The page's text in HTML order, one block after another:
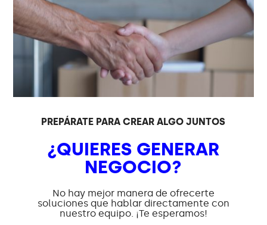
PREPÁRATE PARA CREAR ALGO JUNTOS
¿QUIERES GENERAR
NEGOCIO?
No hay mejor manera de ofrecerte
soluciones que hablar directamente con
nuestro equipo. ¡Te esperamos!